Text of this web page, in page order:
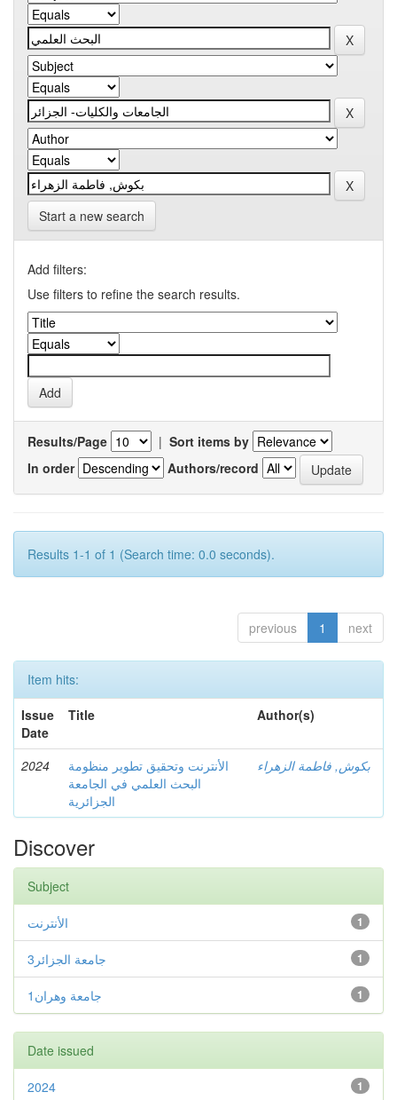
Start a new search
Add filters:
Use filters to refine the search results.
Results/Page | Sort items by
In order
Authors/record
Results 1-1 of 1 (Search time: 0.0 seconds).
previous 1 next
Item hits:
Issue
Date
Title Author(s)
2024
الأنترنت وتحقيق تطوير منظومة
البحث العلمي في الجامعة
الجزائرية
بكوش, فاطمة الزهراء
Discover
Subject
1 الأنترنت
1 جامعة الجزائر3
1 جامعة وهران1
Date issued
1
2024